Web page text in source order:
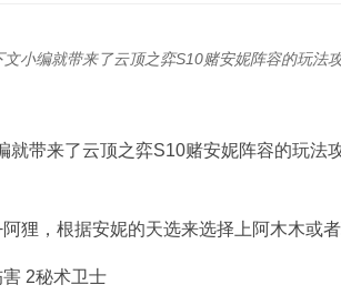
小编就带来了云顶之弈S10赌安妮阵容的玩法
带来了云顶之弈S10赌安妮阵容的玩法
狸，根据安妮的天选来选择上阿木木或者
2秘术卫士